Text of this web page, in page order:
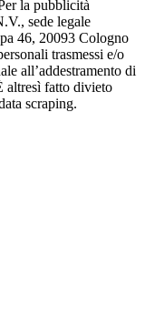
la pubblicità
sede legale
46, 20093 Cologno
trasmessi e/o
all’addestramento di
altresì fatto divieto
scraping.